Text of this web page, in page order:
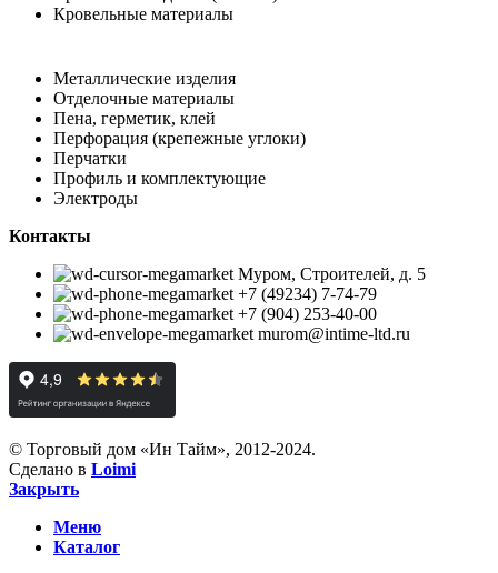
Кровельные материалы
Металлические изделия
Отделочные материалы
Пена, герметик, клей
Перфорация (крепежные углоки)
Перчатки
Профиль и комплектующие
Электроды
Контакты
Муром, Строителей, д. 5
+7 (49234) 7-74-79
+7 (904) 253-40-00
murom@intime-ltd.ru
© Торговый дом «Ин Тайм», 2012-2024.
Сделано в Loimi
Закрыть
Меню
Каталог